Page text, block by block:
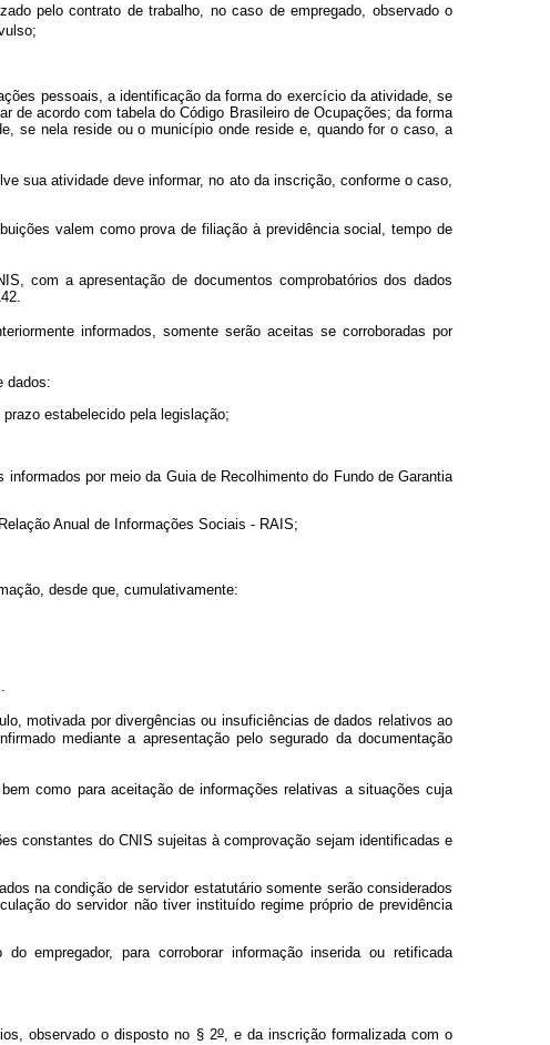
pelo contrato de trabalho, no caso de empregado, observado o
pessoais, a identificação da forma do exercício da atividade, se
de acordo com tabela do Código Brasileiro de Ocupações; da forma
se nela reside ou o município onde reside e, quando for o caso, a
sua atividade deve informar, no ato da inscrição, conforme o caso,
valem como prova de filiação à previdência social, tempo de
com a apresentação de documentos comprobatórios dos dados
informados, somente serão aceitas se corroboradas por
dados:
estabelecido pela legislação;
por meio da Guia de Recolhimento do Fundo de Garantia
Anual de Informações Sociais - RAIS;
desde que, cumulativamente:
motivada por divergências ou insuficiências de dados relativos ao
mediante a apresentação pelo segurado da documentação
como para aceitação de informações relativas a situações cuja
constantes do CNIS sujeitas à comprovação sejam identificadas e
na condição de servidor estatutário somente serão considerados
do servidor não tiver instituído regime próprio de previdência
empregador, para corroborar informação inserida ou retificada
observado o disposto no § 2o, e da inscrição formalizada com o